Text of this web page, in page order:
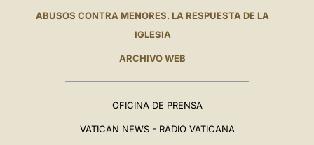
ABUSOS CONTRA MENORES. LA RESPUESTA DE LA
IGLESIA
ARCHIVO WEB
OFICINA DE PRENSA
VATICAN NEWS - RADIO VATICANA